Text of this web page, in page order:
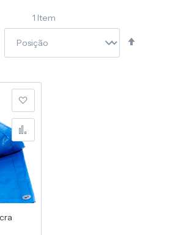
1 Item
Adicionar à lista de
Adicionar para